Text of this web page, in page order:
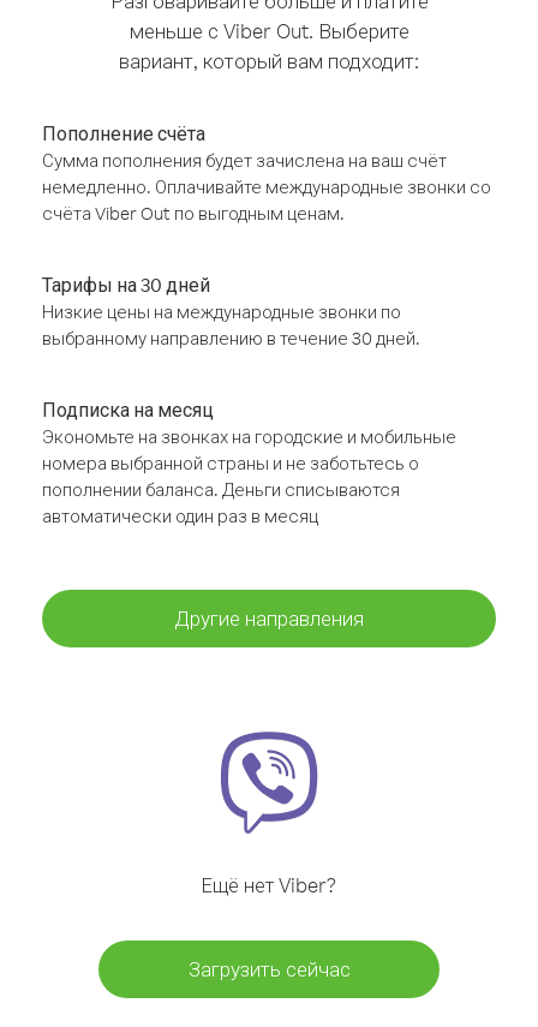
меньше с Viber Out. Выберите
вариант, который вам подходит:
Пополнение счёта
Сумма пополнения будет зачислена на ваш счёт
немедленно. Оплачивайте международные звонки со
счёта Viber Out по выгодным ценам.
Тарифы на 30 дней
Низкие цены на международные звонки по
выбранному направлению в течение 30 дней.
Подписка на месяц
Экономьте на звонках на городские и мобильные
номера выбранной страны и не заботьтесь о
пополнении баланса. Деньги списываются
автоматически один раз в месяц
Другие направления
Ещё нет Viber?
Загрузить сейчас